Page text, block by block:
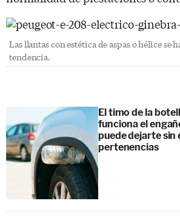
Las llantas con estética de aspas o hélice se
tendencia.
El timo de la
funciona el
puede dejarte sin
pertenencias